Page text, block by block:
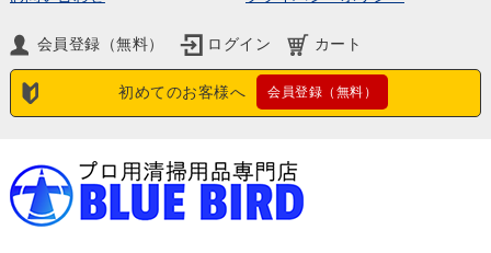
会員登録（無料） ログイン カート
初めてのお客様へ 会員登録（無料）